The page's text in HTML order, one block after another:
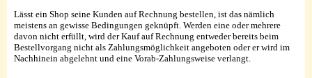
Lässt ein Shop seine Kunden auf Rechnung bestellen, ist das nämlich
meistens an gewisse Bedingungen geknüpft. Werden eine oder mehrere
davon nicht erfüllt, wird der Kauf auf Rechnung entweder bereits beim
Bestellvorgang nicht als Zahlungsmöglichkeit angeboten oder er wird im
Nachhinein abgelehnt und eine Vorab-Zahlungsweise verlangt.